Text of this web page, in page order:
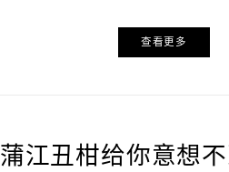
查看更多
蒲江丑柑给你意想